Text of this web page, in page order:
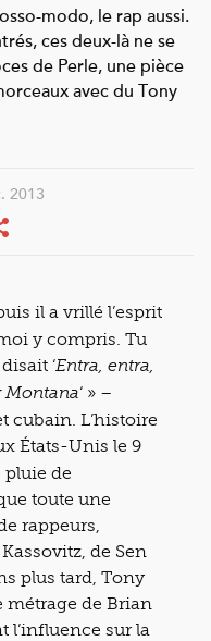
modo, le rap aussi.
ces deux-là ne se
de Perle, une pièce
avec du Tony
2013
il a vrillé l’esprit
y compris. Tu
‘Entra, entra,
Montana‘ » –
cubain. L’histoire
États-Unis le 9
pluie de
toute une
rappeurs,
de Sen
plus tard, Tony
métrage de Brian
l’influence sur la